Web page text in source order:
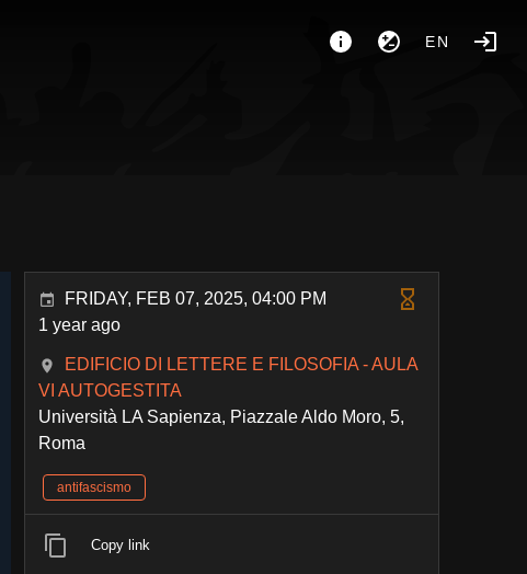
EN
FRIDAY, FEB 07, 2025, 04:00 PM
1 year ago
EDIFICIO DI LETTERE E FILOSOFIA - AULA
VI AUTOGESTITA
Università LA Sapienza, Piazzale Aldo Moro, 5,
Roma
antifascismo
Copy link